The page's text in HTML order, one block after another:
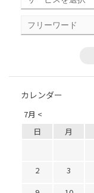
カレンダー
7月 <
日 月
2
3